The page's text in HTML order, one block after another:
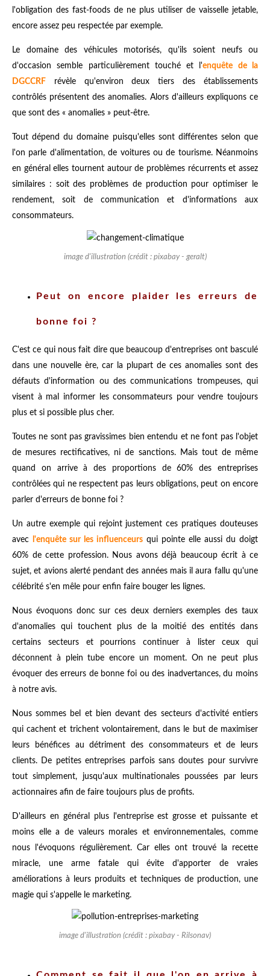
l'obligation des fast-foods de ne plus utiliser de vaisselle jetable,
encore assez peu respectée par exemple.
Le domaine des véhicules motorisés, qu'ils soient neufs ou
d'occasion semble particulièrement touché et l'enquête de la
DGCCRF révèle qu'environ deux tiers des établissements
contrôlés présentent des anomalies. Alors d'ailleurs expliquons ce
que sont des « anomalies » peut-être.
Tout dépend du domaine puisqu'elles sont différentes selon que
l'on parle d'alimentation, de voitures ou de tourisme. Néanmoins
en général elles tournent autour de problèmes récurrents et assez
similaires : soit des problèmes de production pour optimiser le
rendement, soit de communication et d'informations aux
consommateurs.
image d'illustration (crédit : pixabay - geralt)
Peut on encore plaider les erreurs de
bonne foi ?
C'est ce qui nous fait dire que beaucoup d'entreprises ont basculé
dans une nouvelle ère, car la plupart de ces anomalies sont des
défauts d'information ou des communications trompeuses, qui
visent à mal informer les consommateurs pour vendre toujours
plus et si possible plus cher.
Toutes ne sont pas gravissimes bien entendu et ne font pas l'objet
de mesures rectificatives, ni de sanctions. Mais tout de même
quand on arrive à des proportions de 60% des entreprises
contrôlées qui ne respectent pas leurs obligations, peut on encore
parler d'erreurs de bonne foi ?
Un autre exemple qui rejoint justement ces pratiques douteuses
avec
l'enquête sur les influenceurs qui pointe elle aussi du doigt
60% de cette profession. Nous avons déjà beaucoup écrit à ce
sujet, et avions alerté pendant des années mais il aura fallu qu'une
célébrité s'en mêle pour enfin faire bouger les lignes.
Nous évoquons donc sur ces deux derniers exemples des taux
d'anomalies qui touchent plus de la moitié des entités dans
certains secteurs et pourrions continuer à lister ceux qui
déconnent à plein tube encore un moment. On ne peut plus
évoquer des erreurs de bonne foi ou des inadvertances, du moins
à notre avis.
Nous sommes bel et bien devant des secteurs d'activité entiers
qui cachent et trichent volontairement, dans le but de maximiser
leurs bénéfices au détriment des consommateurs et de leurs
clients. De petites entreprises parfois sans doutes pour survivre
tout simplement, jusqu'aux multinationales poussées par leurs
actionnaires afin de faire toujours plus de profits.
D'ailleurs en général plus l'entreprise est grosse et puissante et
moins elle a de valeurs morales et environnementales, comme
nous l'évoquons régulièrement. Car elles ont trouvé la recette
miracle, une arme fatale qui évite d'apporter de vraies
améliorations à leurs produits et techniques de production, une
magie qui s'appelle le marketing.
image d'illustration (crédit : pixabay - Rilsonav)